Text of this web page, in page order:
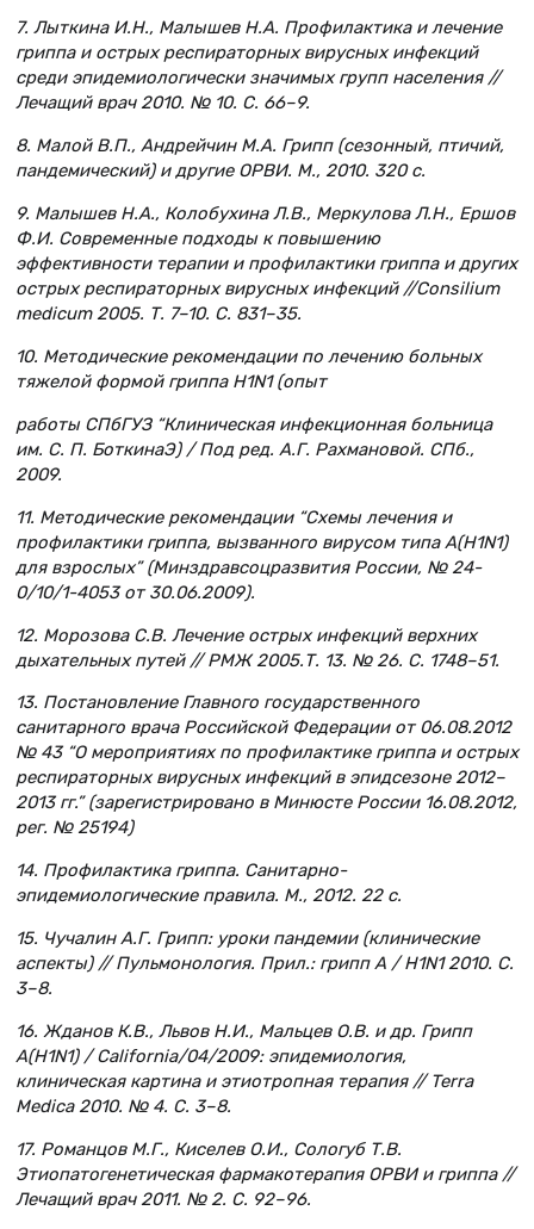
7. Лыткина И.Н., Малышев Н.А. Профилактика и лечение
гриппа и острых респираторных вирусных инфекций
среди эпидемиологически значимых групп населения //
Лечащий врач 2010. № 10. С. 66–9.
8. Малой В.П., Андрейчин М.А. Грипп (сезонный, птичий,
пандемический) и другие ОРВИ. М., 2010. 320 с.
9. Малышев Н.А., Колобухина Л.В., Меркулова Л.Н., Ершов
Ф.И. Современные подходы к повышению
эффективности терапии и профилактики гриппа и других
острых респираторных вирусных инфекций //Consilium
medicum 2005. Т. 7–10. С. 831–35.
10. Методические рекомендации по лечению больных
тяжелой формой гриппа H1N1 (опыт
работы СПбГУЗ “Клиническая инфекционная больница
им. С. П. БоткинаЭ) / Под ред. А.Г. Рахмановой. СПб.,
2009.
11. Методические рекомендации “Схемы лечения и
профилактики гриппа, вызванного вирусом типа А(H1N1)
для взрослых” (Минздравсоцразвития России, № 24-
0/10/1-4053 от 30.06.2009).
12. Морозова С.В. Лечение острых инфекций верхних
дыхательных путей // РМЖ 2005.Т. 13. № 26. С. 1748–51.
13. Постановление Главного государственного
санитарного врача Российской Федерации от 06.08.2012
№ 43 “О мероприятиях по профилактике гриппа и острых
респираторных вирусных инфекций в эпидсезоне 2012–
2013 гг.” (зарегистрировано в Минюсте России 16.08.2012,
рег. № 25194)
14. Профилактика гриппа. Санитарно-
эпидемиологические правила. М., 2012. 22 с.
15. Чучалин А.Г. Грипп: уроки пандемии (клинические
аспекты) // Пульмонология. Прил.: грипп А / H1N1 2010. С.
3–8.
16. Жданов К.В., Львов Н.И., Мальцев О.В. и др. Грипп
А(Н1N1) / California/04/2009: эпидемиология,
клиническая картина и этиотропная терапия // Terra
Medica 2010. № 4. С. 3–8.
17. Романцов М.Г., Киселев О.И., Сологуб Т.В.
Этиопатогенетическая фармакотерапия ОРВИ и гриппа //
Лечащий врач 2011. № 2. С. 92–96.